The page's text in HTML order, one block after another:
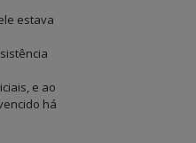
estava
e ao
há